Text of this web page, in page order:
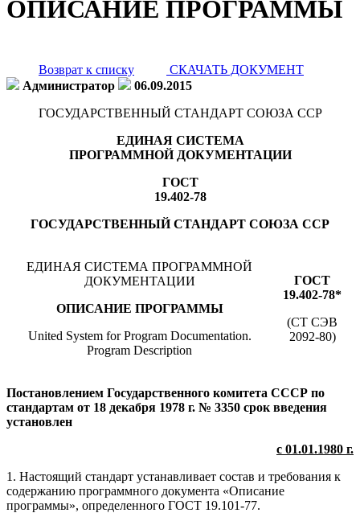
ОПИСАНИЕ ПРОГРАММЫ
Возврат к списку
СКАЧАТЬ ДОКУМЕНТ
Администратор
06.09.2015
ГОСУДАРСТВЕННЫЙ СТАНДАРТ СОЮЗА ССР
ЕДИНАЯ СИСТЕМА
ПРОГРАММНОЙ ДОКУМЕНТАЦИИ
ГОСТ
19.402-78
ГОСУДАРСТВЕННЫЙ СТАНДАРТ СОЮЗА ССР
ЕДИНАЯ СИСТЕМА ПРОГРАММНОЙ
ДОКУМЕНТАЦИИ
ОПИСАНИЕ ПРОГРАММЫ
United System for Program Documentation.
Program Description
ГОСТ
19.402-78*
(СТ СЭВ
2092-80)
Постановлением Государственного комитета СССР по
стандартам от 18 декабря 1978 г. № 3350 срок введения
установлен
с 01.01.1980 г.
1. Настоящий стандарт устанавливает состав и требования к
содержанию программного документа «Описание
программы», определенного ГОСТ 19.101-77.